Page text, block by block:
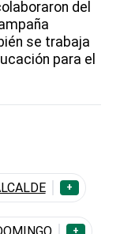
del
se trabaja
para el
+
+